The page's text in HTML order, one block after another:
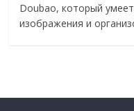
Doubao, который
изображения и